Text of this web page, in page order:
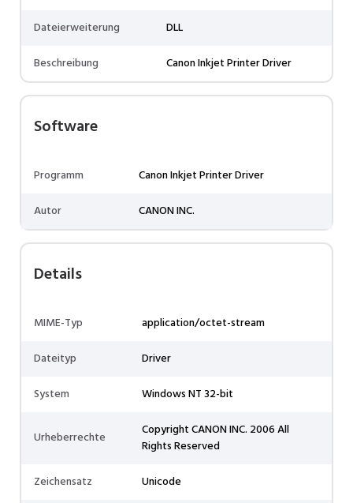
Dateierweiterung
DLL
Beschreibung
Canon Inkjet Printer Driver
Software
Programm
Canon Inkjet Printer Driver
Autor
CANON INC.
Details
MIME-Typ
application/octet-stream
Dateityp
Driver
System
Windows NT 32-bit
Urheberrechte
Copyright CANON INC. 2006 All
Rights Reserved
Zeichensatz
Unicode